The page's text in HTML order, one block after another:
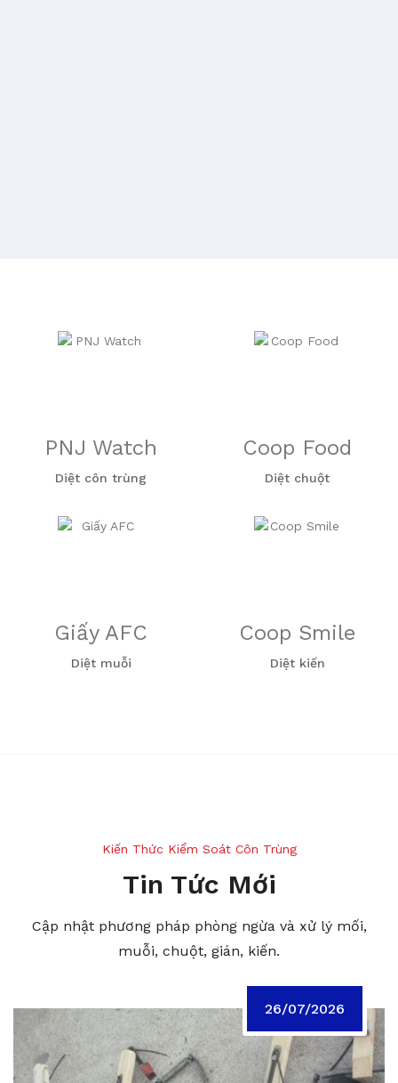
PNJ Watch
Diệt côn trùng
Coop Food
Diệt chuột
Giấy AFC
Diệt muỗi
Coop Smile
Diệt kiến
Kiến Thức Kiểm Soát Côn Trùng
Tin Tức Mới
Cập nhật phương pháp phòng ngừa và xử lý mối,
muỗi, chuột, gián, kiến.
26/07/2026